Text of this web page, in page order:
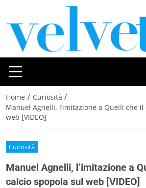
Home / Curiosità /
Manuel Agnelli, l’imitazione a Quelli che
web [VIDEO]
Curiosità
Manuel Agnelli, l’imitazione a
calcio spopola sul web [VIDEO]